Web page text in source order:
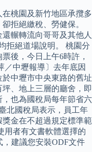
桃園及新竹地區承攬多
拒絕繳稅、勞健保。
輾轉流向哥哥及其他人
拒絕道場說明。 桃園分
後，今日上午6時許，
／中壢報導〕去年底因
中壢市中央東路的舊址
、地上三層的廳舍，即
也為國稅局每年節省六
北國稅局表示，員工年
金在不超過規定標準範
用者有文書軟體選擇的
建議您安裝ODF文件